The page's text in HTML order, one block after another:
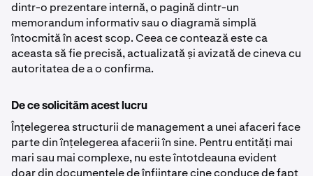
dintr-o prezentare internă, o pagină dintr-un
memorandum informativ sau o diagramă simplă
întocmită în acest scop. Ceea ce contează este ca
aceasta să fie precisă, actualizată și avizată de cineva cu
autoritatea de a o confirma.
De ce solicităm acest lucru
Înțelegerea structurii de management a unei afaceri face
parte din înțelegerea afacerii în sine. Pentru entități mai
mari sau mai complexe, nu este întotdeauna evident
doar din documentele de înființare cine conduce de fapt